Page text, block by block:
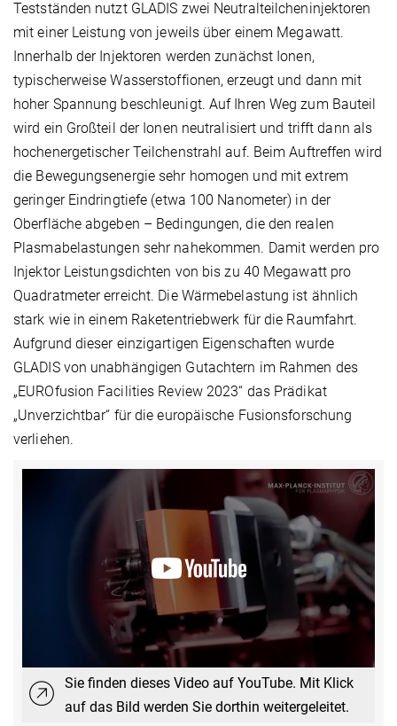
Testständen nutzt GLADIS zwei Neutralteilcheninjektoren
mit einer Leistung von jeweils über einem Megawatt.
Innerhalb der Injektoren werden zunächst Ionen,
typischerweise Wasserstoffionen, erzeugt und dann mit
hoher Spannung beschleunigt. Auf Ihren Weg zum Bauteil
wird ein Großteil der Ionen neutralisiert und trifft dann als
hochenergetischer Teilchenstrahl auf. Beim Auftreffen wird
die Bewegungsenergie sehr homogen und mit extrem
geringer Eindringtiefe (etwa 100 Nanometer) in der
Oberfläche abgeben – Bedingungen, die den realen
Plasmabelastungen sehr nahekommen. Damit werden pro
Injektor Leistungsdichten von bis zu 40 Megawatt pro
Quadratmeter erreicht. Die Wärmebelastung ist ähnlich
stark wie in einem Raketentriebwerk für die Raumfahrt.
Aufgrund dieser einzigartigen Eigenschaften wurde
GLADIS von unabhängigen Gutachtern im Rahmen des
„EUROfusion Facilities Review 2023“ das Prädikat
„Unverzichtbar“ für die europäische Fusionsforschung
verliehen.
Sie finden dieses Video auf YouTube. Mit Klick
auf das Bild werden Sie dorthin weitergeleitet.